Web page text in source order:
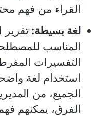
القراء من فهم
لغة بسيطة: تقرير
المناسب
التفسيرات
استخدام لغة
الجميع، من
الفرق، يمكنهم